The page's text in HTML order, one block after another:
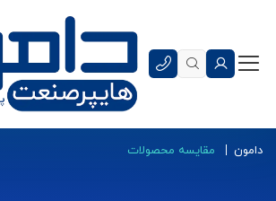
دامون مقایسه محصولات